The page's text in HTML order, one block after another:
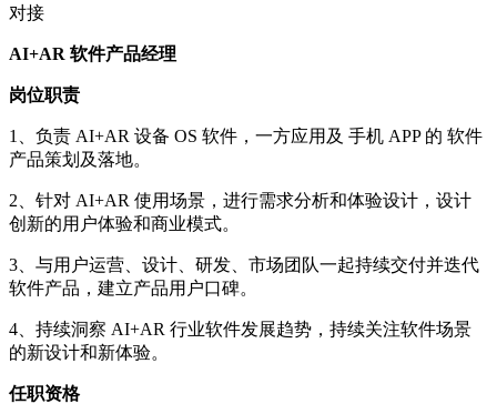
对接
AI+AR 软件产品经理
岗位职责
1、负责 AI+AR 设备 OS 软件，一方应用及 手机 APP 的 软件
产品策划及落地。
2、针对 AI+AR 使用场景，进行需求分析和体验设计，设计
创新的用户体验和商业模式。
3、与用户运营、设计、研发、市场团队一起持续交付并迭代
软件产品，建立产品用户口碑。
4、持续洞察 AI+AR 行业软件发展趋势，持续关注软件场景
的新设计和新体验。
任职资格